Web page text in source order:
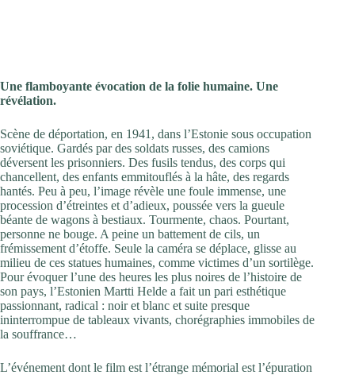
Une flamboyante évocation de la folie humaine. Une
révélation.
Scène de déportation, en 1941, dans l’Estonie sous occupation
soviétique. Gardés par des soldats russes, des camions
déversent les prisonniers. Des fusils tendus, des corps qui
chancellent, des enfants emmitouflés à la hâte, des regards
hantés. Peu à peu, l’image révèle une foule immense, une
procession d’étreintes et d’adieux, poussée vers la gueule
béante de wagons à bestiaux. Tourmente, chaos. Pourtant,
personne ne bouge. A peine un battement de cils, un
frémissement d’étoffe. Seule la caméra se déplace, glisse au
milieu de ces statues humaines, comme victimes d’un sortilège.
Pour évoquer l’une des heures les plus noires de l’histoire de
son pays, l’Estonien Martti Helde a fait un pari esthétique
passionnant, radical : noir et blanc et suite presque
ininterrompue de tableaux vivants, chorégraphies immobiles de
la souffrance…
L’événement dont le film est l’étrange mémorial est l’épuration